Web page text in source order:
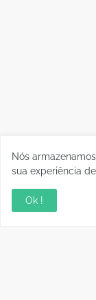
Nós
sua experiência
Ok !